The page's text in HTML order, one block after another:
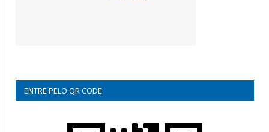
ENTRE PELO QR CODE